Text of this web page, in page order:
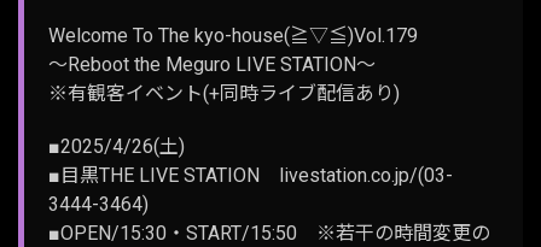
Welcome To The kyo-house(≧▽≦)Vol.179
〜Reboot the Meguro LIVE STATION〜
※有観客イベント(+同時ライブ配信あり)
■2025/4/26(土)
■目黒THE LIVE STATION livestation.co.jp/(03-
3444-3464)
■OPEN/15:30・START/15:50 ※若干の時間変更の